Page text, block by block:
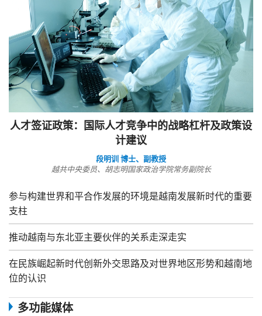
人才签证政策：国际人才竞争中的战略杠杆及政策设
计建议
段明训 博士、副教授
越共中央委员、胡志明国家政治学院常务副院长
参与构建世界和平合作发展的环境是越南发展新时代的重要
支柱
推动越南与东北亚主要伙伴的关系走深走实
在民族崛起新时代创新外交思路及对世界地区形势和越南地
位的认识
多功能媒体